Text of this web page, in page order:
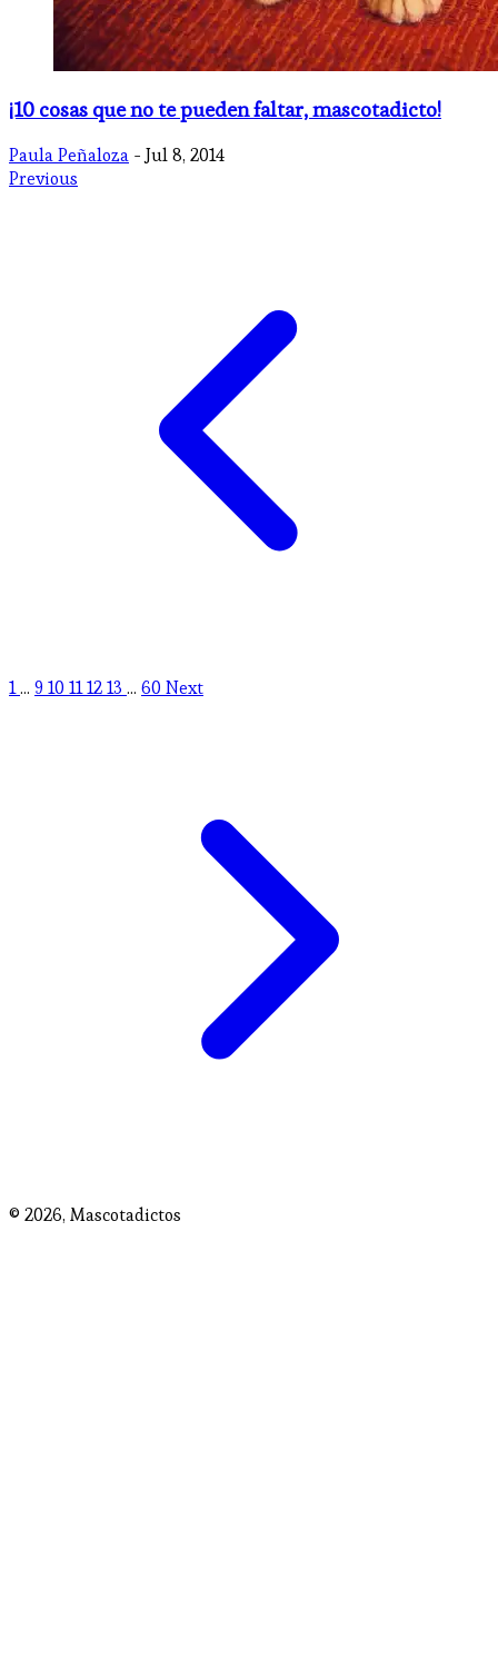
¡10 cosas que no te pueden faltar, mascotadicto!
Paula Peñaloza - Jul 8, 2014
Previous
1... 9 10 111213 ... 60 Next
© 2026, Mascotadictos